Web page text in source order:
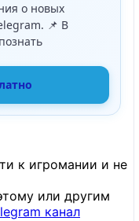
о новых
📌 В
к игромании и не
или другим
канал